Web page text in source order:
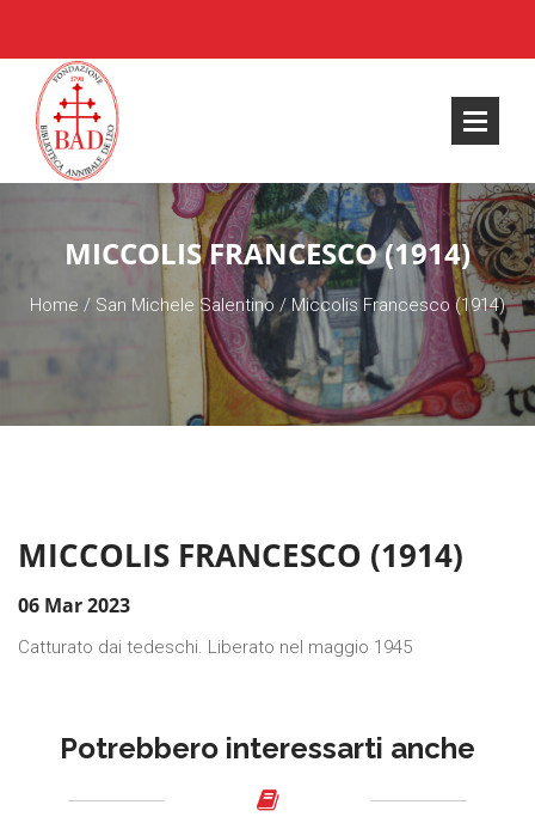
MICCOLIS FRANCESCO (1914)
Home / San Michele Salentino /Miccolis Francesco (1914)
MICCOLIS FRANCESCO (1914)
06 Mar 2023
Catturato dai tedeschi. Liberato nel maggio 1945
Potrebbero interessarti anche